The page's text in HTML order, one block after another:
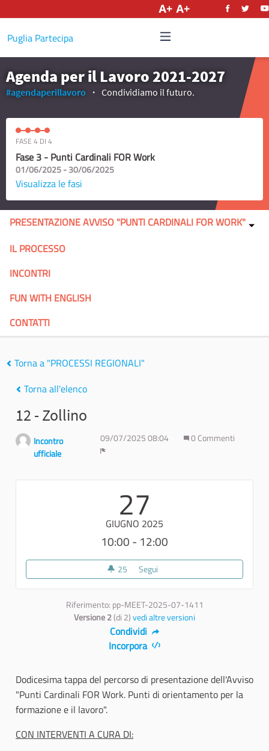
Puglia Partecipa
Agenda per il Lavoro 2021-2027
#agendaperillavoro Condividiamo il futuro.
FASE 4 DI 4
Fase 3 - Punti Cardinali FOR Work
01/06/2025 - 30/06/2025
Visualizza le fasi
PRESENTAZIONE AVVISO "PUNTI CARDINALI FOR WORK"
IL PROCESSO
INCONTRI
FUN WITH ENGLISH
CONTATTI
Torna a "PROCESSI REGIONALI"
Torna all'elenco
12 - Zollino
Incontro
ufficiale
09/07/2025 08:04
0 Commenti
27
GIUGNO 2025
10:00 - 12:00
25 25 sostenitori
Segui
Riferimento: pp-MEET-2025-07-1411
Versione 2(di 2)vedi altre versioni
Condividi
Incorpora
Dodicesima tappa del percorso di presentazione dell'Avviso
"Punti Cardinali FOR Work. Punti di orientamento per la
formazione e il lavoro".
CON INTERVENTI A CURA DI: